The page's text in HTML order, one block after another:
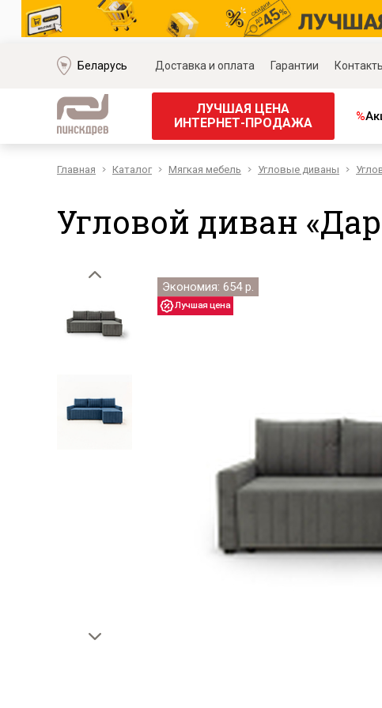
Беларусь Доставка и оплата Гарантии
ЛУЧШАЯ ЦЕНА
ИНТЕРНЕТ-ПРОДАЖА
%
Мягкая мебель
Модульные диваны
Кожаные диваны
Угловые диваны
Прямые диваны
Кресла
Мягкие кровати
Корпусная
Наборы для
Наборы для
Зеркала,
Главная Каталог Мягкая мебель Угловые диваны
Угловой диван
Экономия: 654 р.